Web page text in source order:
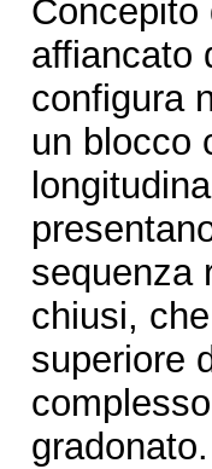
Concepito
affiancato
configura
un blocco
sequenza
chiusi,
superiore
gradonato.